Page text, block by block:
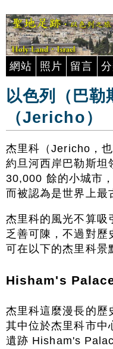
網站 照片 留言
以色列（巴勒
（Jericho）
杰里科（Jericho，
約旦河西岸巴勒斯坦
30,000 餘的小城市
而被認為是世界上最
杰里科的風光不算吸
乏善可陳，不過對歷
可在以下的杰里科景
Hisham's
杰里科這麼漫長的歷
其中位於杰里科市中
遺跡 Hisham's